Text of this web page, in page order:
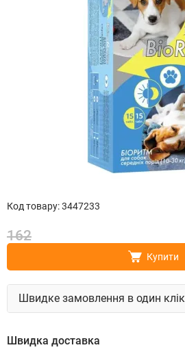
Код товару:3447233
162
Купити
Швидке замовлення в один клік
Швидка доставка